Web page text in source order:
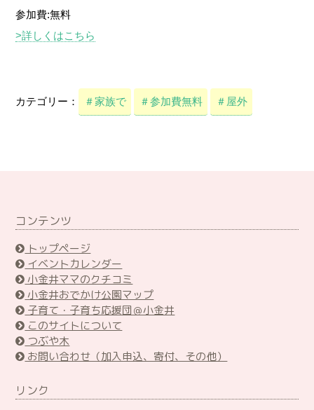
参加費:無料
>詳しくはこちら
カテゴリー： ＃家族で ＃参加費無料 ＃屋外
コンテンツ
トップページ
イベントカレンダー
小金井ママのクチコミ
小金井おでかけ公園マップ
子育て・子育ち応援団＠小金井
このサイトについて
つぶや木
お問い合わせ（加入申込、寄付、その他）
リンク